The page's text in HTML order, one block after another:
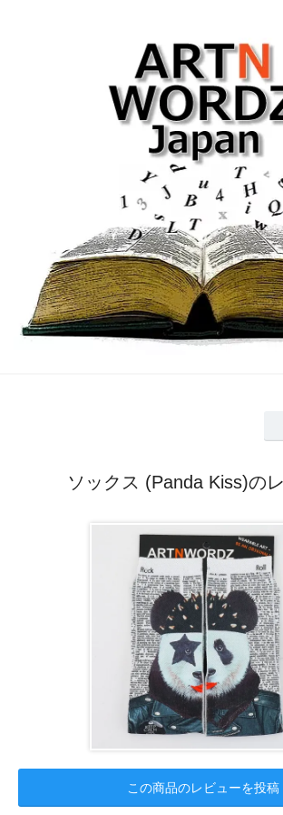
ソックス (Panda Kiss)の
この商品のレビューを投稿